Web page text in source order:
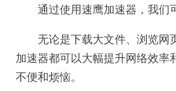
通过使用速鹰加速器，我们可
无论是下载大文件、浏览网
加速器都可以大幅提升网络效率
不便和烦恼。